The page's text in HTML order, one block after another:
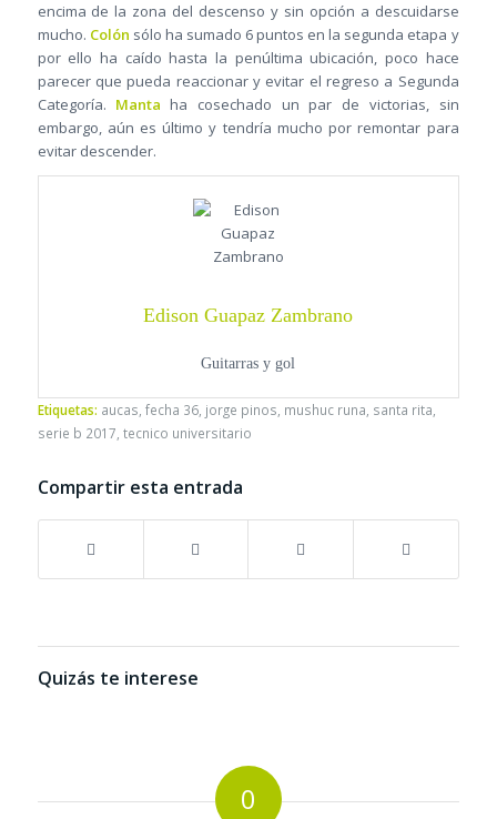
encima de la zona del descenso y sin opción a descuidarse
mucho. Colón sólo ha sumado 6 puntos en la segunda etapa y
por ello ha caído hasta la penúltima ubicación, poco hace
parecer que pueda reaccionar y evitar el regreso a Segunda
Categoría. Manta ha cosechado un par de victorias, sin
embargo, aún es último y tendría mucho por remontar para
evitar descender.
Edison Guapaz Zambrano
Guitarras y gol
Etiquetas: aucas, fecha 36, jorge pinos, mushuc runa, santa rita,
serie b 2017, tecnico universitario
Compartir esta entrada
Quizás te interese
0